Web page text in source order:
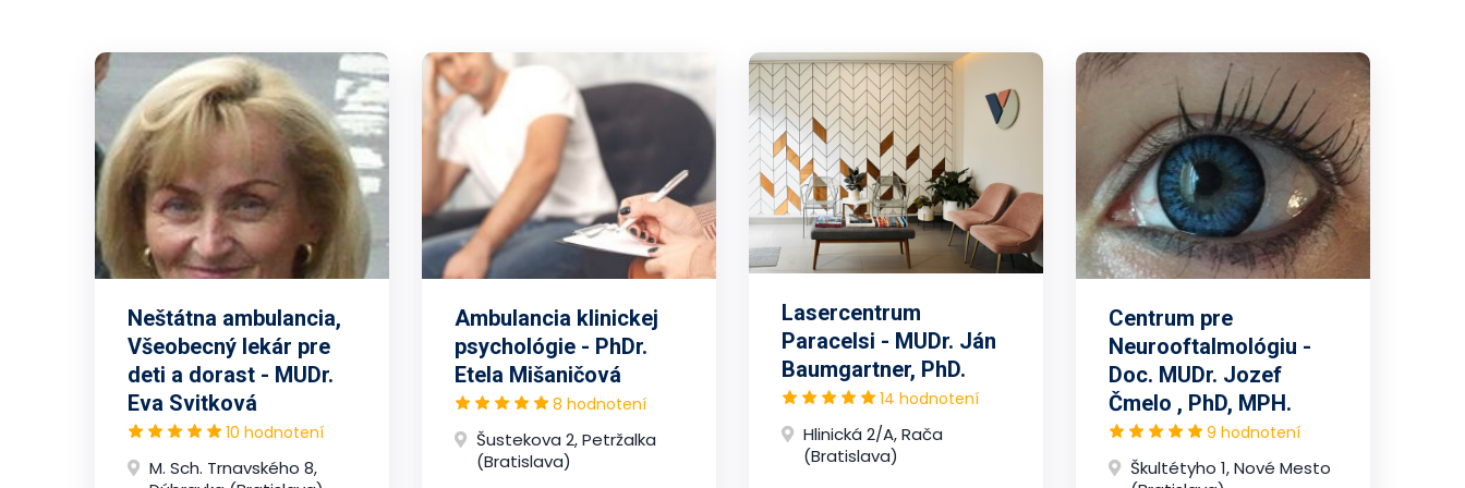
Neštátna ambulancia,
Všeobecný lekár pre
deti a dorast - MUDr.
Eva Svitková
10 hodnotení
M. Sch. Trnavského 8,
Ambulancia klinickej
psychológie - PhDr.
Etela Mišaničová
8 hodnotení
Šustekova 2, Petržalka
(Bratislava)
Lasercentrum
Paracelsi - MUDr. Ján
Baumgartner, PhD.
14 hodnotení
Hlinická 2/A, Rača
(Bratislava)
Centrum pre
Neurooftalmológiu -
Doc. MUDr. Jozef
Čmelo , PhD, MPH.
9 hodnotení
Škultétyho 1, Nové Mesto